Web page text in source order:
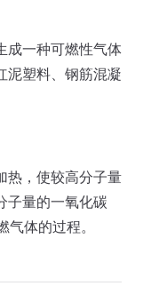
成一种可燃性气体
泥塑料、钢筋混凝
热，使较高分子量
子量的一氧化碳
体的过程。